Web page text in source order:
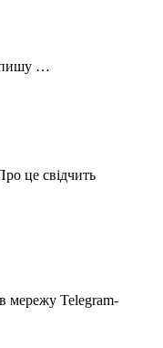
пишу …
це свідчить
мережу Telegram-